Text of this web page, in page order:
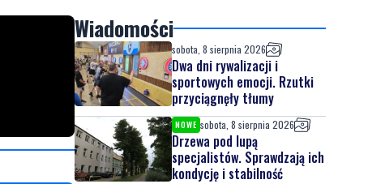
Wiadomości
sobota, 8 sierpnia 2026
Dwa dni rywalizacji i
sportowych emocji. Rzutki
przyciągnęły tłumy
NOWE sobota, 8 sierpnia 2026
Drzewa pod lupą
specjalistów. Sprawdzają ich
kondycję i stabilność